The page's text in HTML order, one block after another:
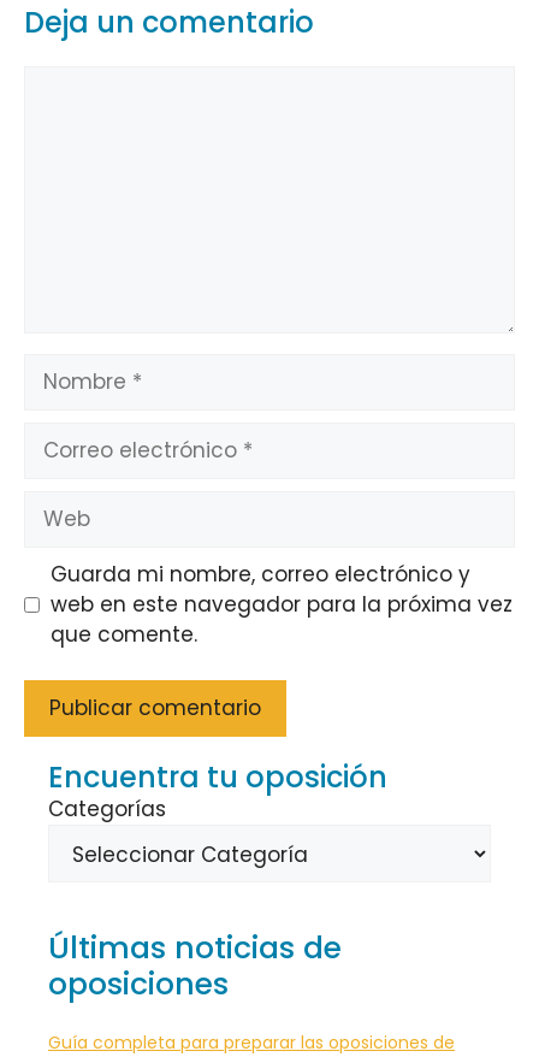
Deja un comentario
Nombre
Correo
electrónico
Web
Guarda mi nombre, correo electrónico y
web en este navegador para la próxima vez
que comente.
Encuentra tu oposición
Categorías
Últimas noticias de
oposiciones
Guía completa para preparar las oposiciones de